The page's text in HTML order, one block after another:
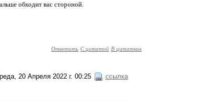
обходит вас стороной.
Ответить С цитатой В цитатник
20 Апреля 2022 г. 00:25 ссылка